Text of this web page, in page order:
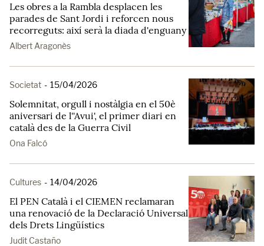
Les obres a la Rambla desplacen les
parades de Sant Jordi i reforcen nous
recorreguts: així serà la diada d'enguany
Albert Aragonès
Societat - 15/04/2026
Solemnitat, orgull i nostàlgia en el 50è
aniversari de l''Avui', el primer diari en
català des de la Guerra Civil
Ona Falcó
Cultures - 14/04/2026
El PEN Català i el CIEMEN reclamaran
una renovació de la Declaració Universal
dels Drets Lingüístics
Judit Castaño